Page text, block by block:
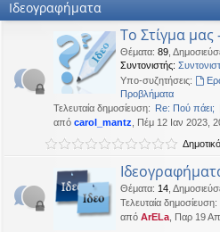
panta έγραψε:
Καλή Μεγάλη Εβδομάδα.
Καλή Ανάσταση σε όλους!
• Τετ 08 Απρ 2026, 14:21
pantaέγραψε:↑
Καλή Ανάσταση σε όλους!
Δευ 06 Απρ 2026, 02:48
Ιδεογραφήματα
Το Στίγμα μας
Θέματα: 89
Συντονιστής:
Υπο-συζητήσεις:
Προβλήματα
Τελευταία δημοσίευση: Re: Πού πάει;
από carol_mantz , Πέμ 12 Ιαν 2023,
Θέματα: 14
Τελευταία δημοσίευση:
από ArELa , Παρ 19